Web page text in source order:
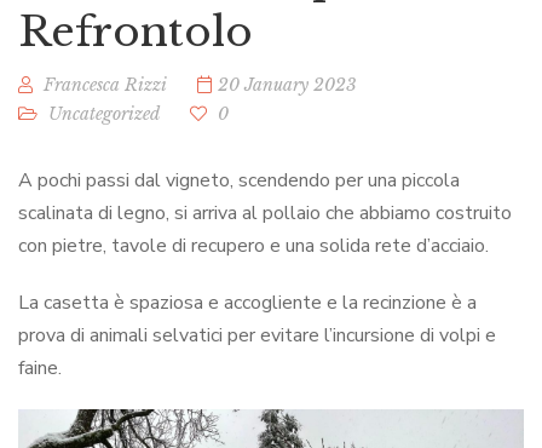
Refrontolo
Francesca Rizzi
20 January 2023
Uncategorized
0
A pochi passi dal vigneto, scendendo per una piccola
scalinata di legno, si arriva al pollaio che abbiamo costruito
con pietre, tavole di recupero e una solida rete d’acciaio.
La casetta è spaziosa e accogliente e la recinzione è a
prova di animali selvatici per evitare l’incursione di volpi e
faine.